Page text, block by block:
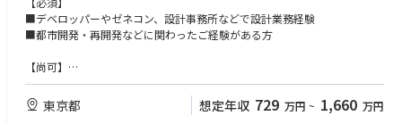
【事業領域】
外事業、ホテルなど
変更範囲：職務内容欄に記載
■デベロッパーやゼネコン、設計事務所などで設計業務経験
■都市開発・再開発などに関わったご経験がある方
【尚可】
■マンション・オフィスビル・商業施設・ホテル・再開発などの設計企
画、開発・海外案件業務経験がある方
■一級建築士資格を保有されている方
東京都 想定年収 729 万円 ~ 1,660 万円